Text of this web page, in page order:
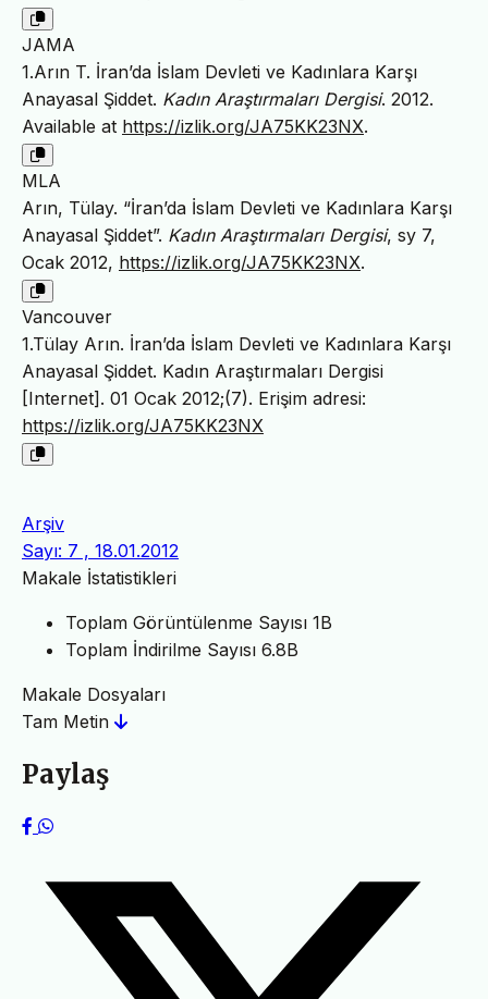
JAMA
1.Arın T. İran’da İslam Devleti ve Kadınlara Karşı
Anayasal Şiddet. Kadın Araştırmaları Dergisi. 2012.
Available at https://izlik.org/JA75KK23NX.
MLA
Arın, Tülay. “İran’da İslam Devleti ve Kadınlara Karşı
Anayasal Şiddet”. Kadın Araştırmaları Dergisi, sy 7,
Ocak 2012, https://izlik.org/JA75KK23NX.
Vancouver
1.Tülay Arın. İran’da İslam Devleti ve Kadınlara Karşı
Anayasal Şiddet. Kadın Araştırmaları Dergisi
[Internet]. 01 Ocak 2012;(7). Erişim adresi:
https://izlik.org/JA75KK23NX
Arşiv
Sayı: 7 , 18.01.2012
Makale İstatistikleri
Toplam Görüntülenme Sayısı 1B
Toplam İndirilme Sayısı 6.8B
Makale Dosyaları
Tam Metin
Paylaş